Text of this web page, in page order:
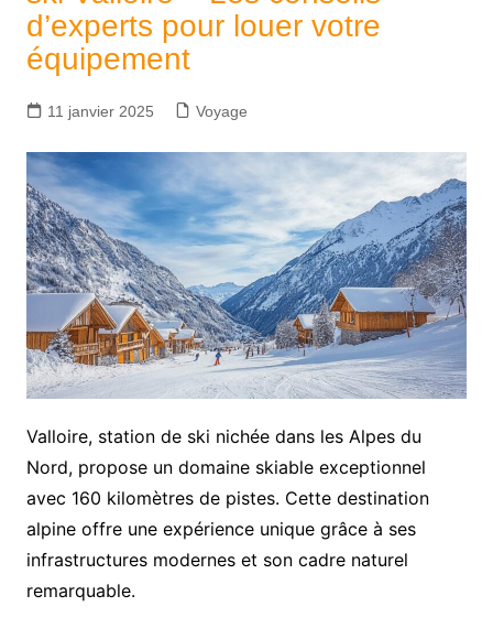
d’experts pour louer votre
équipement
11 janvier 2025 Voyage
Valloire, station de ski nichée dans les Alpes du
Nord, propose un domaine skiable exceptionnel
avec 160 kilomètres de pistes. Cette destination
alpine offre une expérience unique grâce à ses
infrastructures modernes et son cadre naturel
remarquable.